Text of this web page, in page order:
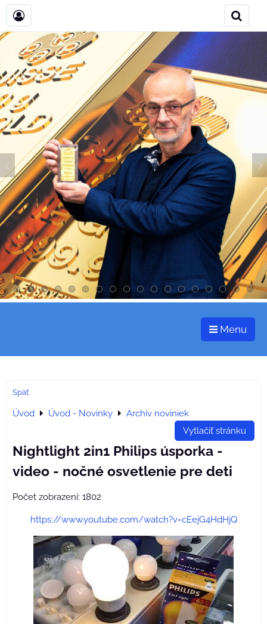
Menu
Späť
Úvod Úvod - Novinky
Archív noviniek
Vytlačiť stránku
Nightlight 2in1 Philips úsporka -
video - nočné osvetlenie pre deti
Počet zobrazení: 1802
https://www.youtube.com/watch?v=cEejG4HdHjQ